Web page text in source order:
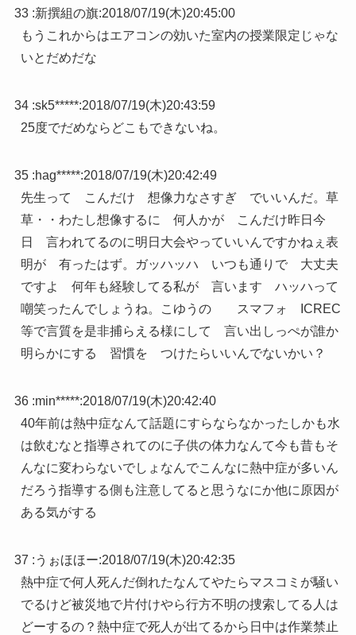
33 :新撰組の旗:2018/07/19(木)20:45:00
もうこれからはエアコンの効いた室内の授業限定じゃな
いとだめだな
34 :sk5*****:2018/07/19(木)20:43:59
25度でだめならどこもできないね。
35 :hag*****:2018/07/19(木)20:42:49
先生って こんだけ 想像力なさすぎ でいいんだ。草
草・・わたし想像するに 何人かが こんだけ昨日今
日 言われてるのに明日大会やっていいんですかねぇ表
明が 有ったはず。ガッハッハ いつも通りで 大丈夫
ですよ 何年も経験してる私が 言います ハッハって
嘲笑ったんでしょうね。こゆうの スマフォ ICREC
等で言質を是非捕らえる様にして 言い出しっぺが誰か
明らかにする 習慣を つけたらいいんでないかい？
36 :min*****:2018/07/19(木)20:42:40
40年前は熱中症なんて話題にすらならなかったしかも水
は飲むなと指導されてのに子供の体力なんて今も昔もそ
んなに変わらないでしょなんでこんなに熱中症が多いん
だろう指導する側も注意してると思うなにか他に原因が
ある気がする
37 : うぉほほー:2018/07/19(木)20:42:35
熱中症で何人死んだ倒れたなんてやたらマスコミが騒い
でるけど被災地で片付けやら行方不明の捜索してる人は
どーするの？熱中症で死人が出てるから日中は作業禁止